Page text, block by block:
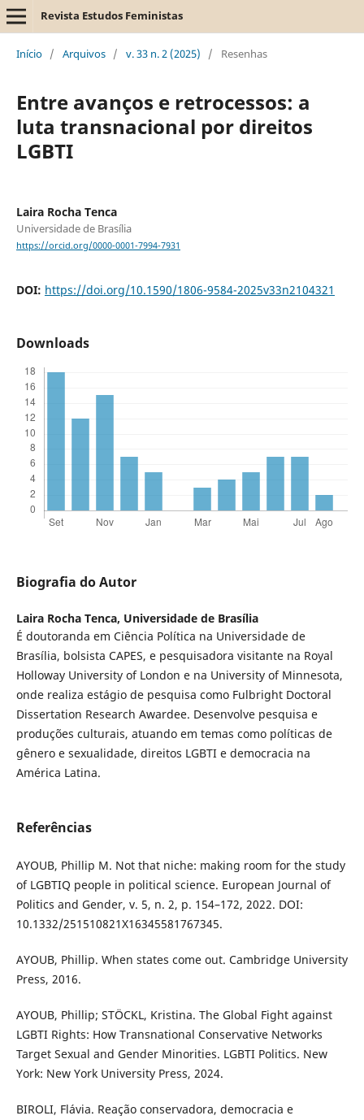
Revista Estudos Feministas
Início / Arquivos / v. 33 n. 2 (2025) / Resenhas
Entre avanços e retrocessos: a
luta transnacional por direitos
LGBTI
Laira Rocha Tenca
Universidade de Brasília
https://orcid.org/0000-0001-7994-7931
DOI: https://doi.org/10.1590/1806-9584-2025v33n2104321
Downloads
Biografia do Autor
Laira Rocha Tenca, Universidade de Brasília
É doutoranda em Ciência Política na Universidade de
Brasília, bolsista CAPES, e pesquisadora visitante na Royal
Holloway University of London e na University of Minnesota,
onde realiza estágio de pesquisa como Fulbright Doctoral
Dissertation Research Awardee. Desenvolve pesquisa e
produções culturais, atuando em temas como políticas de
gênero e sexualidade, direitos LGBTI e democracia na
América Latina.
Referências
AYOUB, Phillip M. Not that niche: making room for the study
of LGBTIQ people in political science. European Journal of
Politics and Gender, v. 5, n. 2, p. 154–172, 2022. DOI:
10.1332/251510821X16345581767345.
AYOUB, Phillip. When states come out. Cambridge University
Press, 2016.
AYOUB, Phillip; STÖCKL, Kristina. The Global Fight against
LGBTI Rights: How Transnational Conservative Networks
Target Sexual and Gender Minorities. LGBTI Politics. New
York: New York University Press, 2024.
BIROLI, Flávia. Reação conservadora, democracia e